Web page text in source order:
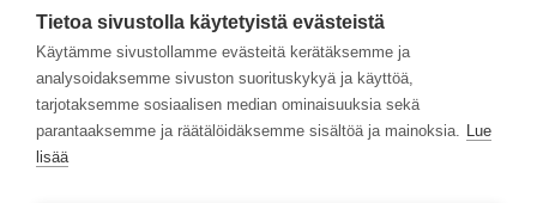
kevytyrittäjyys ja muut työelämän
asiantuntijapalvelumme tarjoavat monipuolisimmat keinot
työn ja tekijöiden kohtaamiseen.
Haluamme rakentaa monimuotoista ja yhdenvertaista
Eezyä. Toivomme hakemuksia kaikenlaisista taustoista
tulevilta päteviltä hakijoilta. Noudatamme aina tasa-
arvoista ja läpinäkyvää rekrytointiprosessia. Uskomme
Tietoa sivustolla käytetyistä evästeistä
Käytämme sivustollamme evästeitä kerätäksemme ja
analysoidaksemme sivuston suorituskykyä ja käyttöä,
tarjotaksemme sosiaalisen median ominaisuuksia sekä
parantaaksemme ja räätälöidäksemme sisältöä ja mainoksia. Lue
lisää